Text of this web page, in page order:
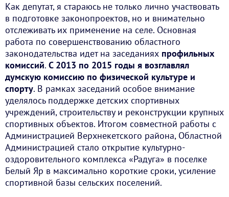
Как депутат, я стараюсь не только лично участвовать
в подготовке законопроектов, но и внимательно
отслеживать их применение на селе. Основная
работа по совершенствованию областного
законодательства идет на заседаниях профильных
комиссий. С 2013 по 2015 годы я возглавлял
думскую комиссию по физической культуре и
спорту. В рамках заседаний особое внимание
уделялось поддержке детских спортивных
учреждений, строительству и реконструкции крупных
спортивных объектов. Итогом совместной работы с
Администрацией Верхнекетского района, Областной
Администрацией стало открытие культурно-
оздоровительного комплекса «Радуга» в поселке
Белый Яр в максимально короткие сроки, усиление
спортивной базы сельских поселений.